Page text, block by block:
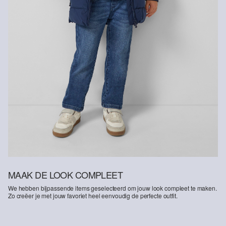
Door het gebruik van biologische vezels ondersteunen wij de
winning van natuurlijke vezels uit gecontroleerde biologische teelt.
Biologisch katoen: Dit product bevat biologisch katoen. In de
biologische landbouw worden geen chemische meststoffen en
pesticiden gebruikt. Zo ondersteunen we de gezondheid van de
bodem en helpen we het waterverbruik te verminderen.
MAAK DE LOOK COMPLEET
We hebben bijpassende items geselecteerd om jouw look compleet te maken.
Zo creëer je met jouw favoriet heel eenvoudig de perfecte outfit.